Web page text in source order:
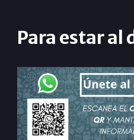
Para estar al